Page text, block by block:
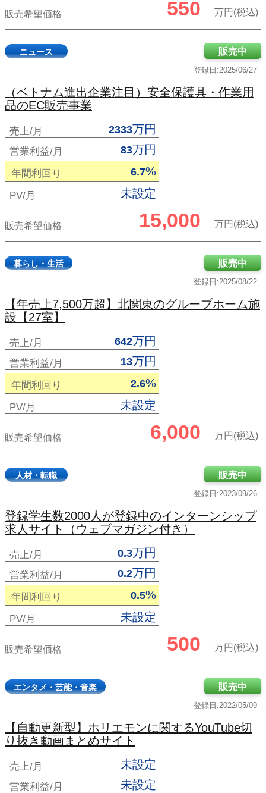
販売希望価格 550 万円(税込)
ニュース
登録日:2025/06/27
販売中
（ベトナム進出企業注目）安全保護具・作業用
品のEC販売事業
売上/月 2333万円
営業利益/月 83万円
年間利回り 6.7%
PV/月 未設定
販売希望価格 15,000 万円(税込)
暮らし・生活
登録日:2025/08/22
販売中
【年売上7,500万超】北関東のグループホーム施
設【27室】
売上/月 642万円
営業利益/月 13万円
年間利回り 2.6%
PV/月 未設定
販売希望価格 6,000 万円(税込)
人材・転職
登録日:2023/09/26
販売中
登録学生数2000人が登録中のインターンシップ
求人サイト（ウェブマガジン付き）
売上/月 0.3万円
営業利益/月 0.2万円
年間利回り 0.5%
PV/月 未設定
販売希望価格 500 万円(税込)
エンタメ・芸能・音楽
登録日:2022/05/09
販売中
【自動更新型】ホリエモンに関するYouTube切
り抜き動画まとめサイト
売上/月 未設定
営業利益/月 未設定